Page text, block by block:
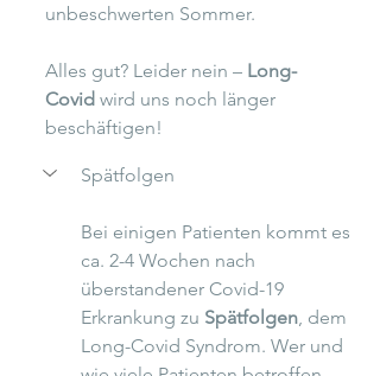
unbeschwerten Sommer.
Alles gut? Leider nein – Long-
Covid wird uns noch länger
beschäftigen!
Spätfolgen
Bei einigen Patienten kommt es
ca. 2-4 Wochen nach
überstandener Covid-19
Erkrankung zu Spätfolgen, dem
Long-Covid Syndrom. Wer und